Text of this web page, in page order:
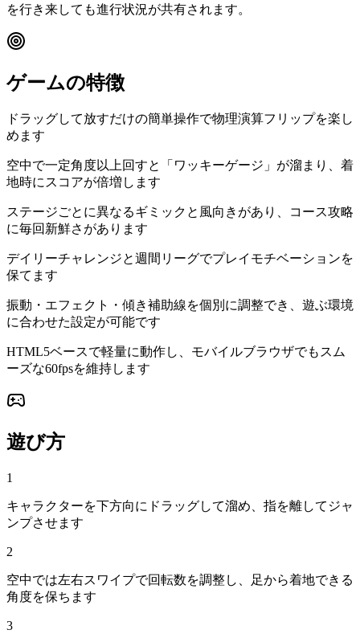
を行き来しても進行状況が共有されます。
ゲームの特徴
ドラッグして放すだけの簡単操作で物理演算フリップを楽し
めます
空中で一定角度以上回すと「ワッキーゲージ」が溜まり、着
地時にスコアが倍増します
ステージごとに異なるギミックと風向きがあり、コース攻略
に毎回新鮮さがあります
デイリーチャレンジと週間リーグでプレイモチベーションを
保てます
振動・エフェクト・傾き補助線を個別に調整でき、遊ぶ環境
に合わせた設定が可能です
HTML5ベースで軽量に動作し、モバイルブラウザでもスム
ーズな60fpsを維持します
遊び方
1
キャラクターを下方向にドラッグして溜め、指を離してジャ
ンプさせます
2
空中では左右スワイプで回転数を調整し、足から着地できる
角度を保ちます
3